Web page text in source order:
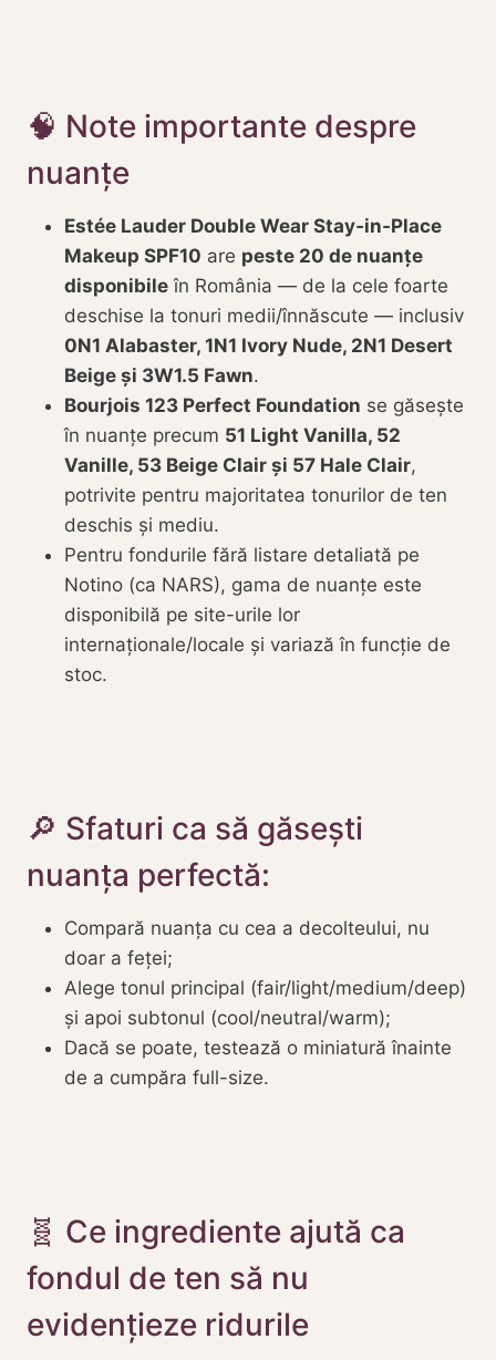
🧠 Note importante despre
nuanțe
Estée Lauder Double Wear Stay‑in‑Place
Makeup SPF10 are peste 20 de nuanțe
disponibile în România — de la cele foarte
deschise la tonuri medii/înnăscute — inclusiv
0N1 Alabaster, 1N1 Ivory Nude, 2N1 Desert
Beige și 3W1.5 Fawn.
Bourjois 123 Perfect Foundation se găsește
în nuanțe precum 51 Light Vanilla, 52
Vanille, 53 Beige Clair și 57 Hale Clair,
potrivite pentru majoritatea tonurilor de ten
deschis și mediu.
Pentru fondurile fără listare detaliată pe
Notino (ca NARS), gama de nuanțe este
disponibilă pe site-urile lor
internaționale/locale și variază în funcție de
stoc.
🔎 Sfaturi ca să găsești
nuanța perfectă:
Compară nuanța cu cea a decolteului, nu
doar a feței;
Alege tonul principal (fair/light/medium/deep)
și apoi subtonul (cool/neutral/warm);
Dacă se poate, testează o miniatură înainte
de a cumpăra full-size.
🧬 Ce ingrediente ajută ca
fondul de ten să nu
evidențieze ridurile